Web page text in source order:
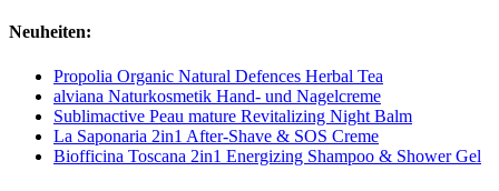
Neuheiten:
Propolia Organic Natural Defences Herbal Tea
alviana Naturkosmetik Hand- und Nagelcreme
Sublimactive Peau mature Revitalizing Night Balm
La Saponaria 2in1 After-Shave & SOS Creme
Biofficina Toscana 2in1 Energizing Shampoo & Shower Gel